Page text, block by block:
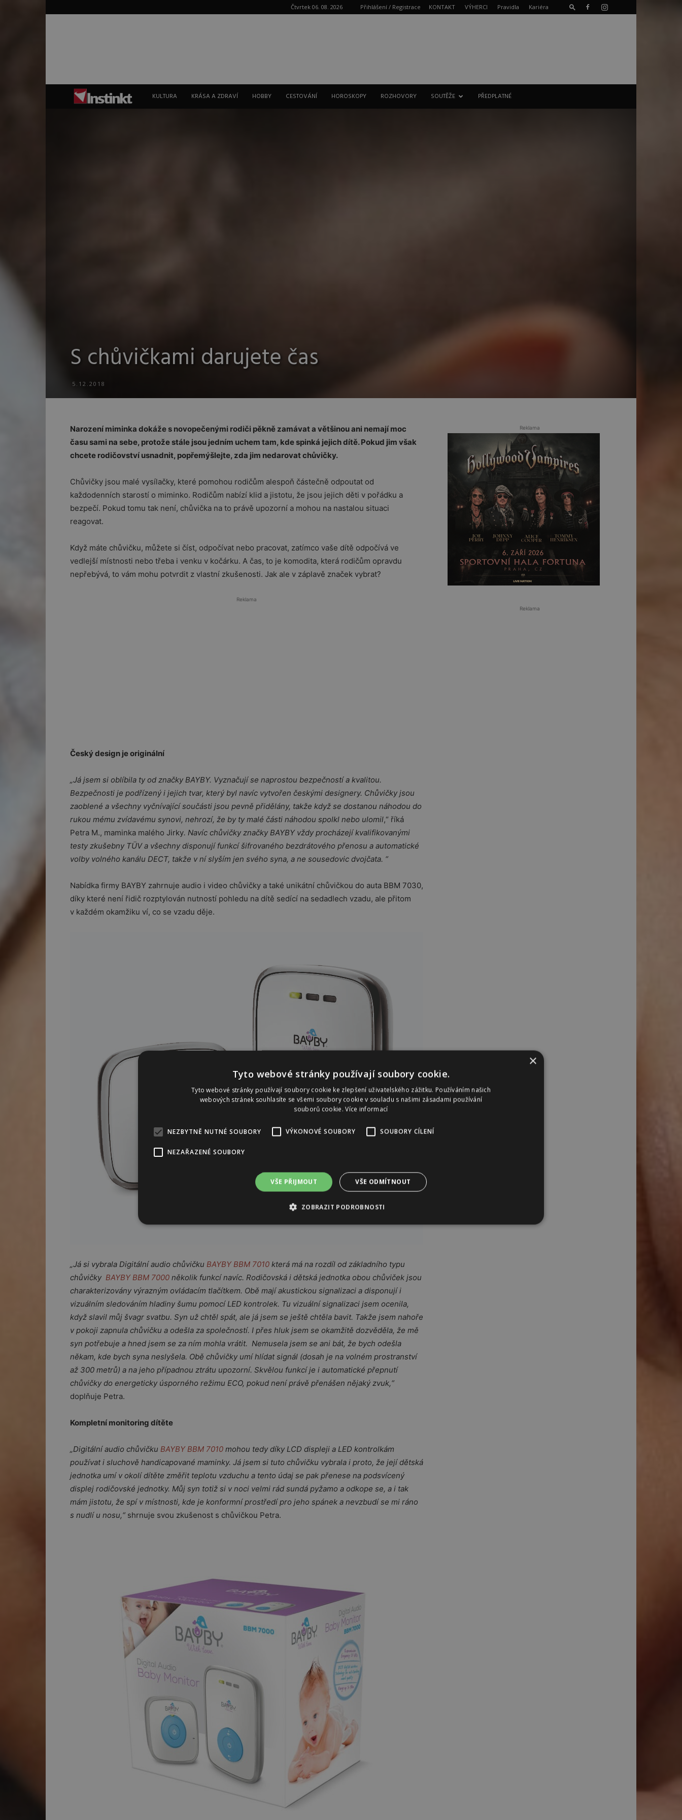
Čtvrtek 06. 08. 2026 Přihlášení / Registrace KONTAKT VÝHERCI Pravidla Kariéra
Instinkt
KULTURA KRÁSA A ZDRAVÍ HOBBY CESTOVÁNÍ HOROSKOPY ROZHOVORY SOUTĚŽE PŘEDPLATNÉ
S chůvičkami darujete čas
5.12.2018
Narození miminka dokáže s novopečenými rodiči pěkně zamávat a většinou ani nemají moc
času sami na sebe, protože stále jsou jedním uchem tam, kde spinká jejich dítě. Pokud jim však
chcete rodičovství usnadnit, popřemýšlejte, zda jim nedarovat chůvičky.
Chůvičky jsou malé vysílačky, které pomohou rodičům alespoň částečně odpoutat od
každodenních starostí o miminko. Rodičům nabízí klid a jistotu, že jsou jejich děti v pořádku a
bezpečí. Pokud tomu tak není, chůvička na to právě upozorní a mohou na nastalou situaci
reagovat.
Když máte chůvičku, můžete si číst, odpočívat nebo pracovat, zatímco vaše dítě odpočívá ve
vedlejší místnosti nebo třeba i venku v kočárku. A čas, to je komodita, která rodičům opravdu
nepřebývá, to vám mohu potvrdit z vlastní zkušenosti. Jak ale v záplavě značek vybrat?
Reklama
Český design je originální
„Já jsem si oblíbila ty od značky BAYBY. Vyznačují se naprostou bezpečností a kvalitou.
Bezpečnosti je podřízený i jejich tvar, který byl navíc vytvořen českými designery. Chůvičky jsou
zaoblené a všechny vyčnívající součásti jsou pevně přidělány, takže když se dostanou náhodou do
rukou mému zvídavému synovi, nehrozí, že by ty malé části náhodou spolkl nebo ulomil,“ říká
Petra M., maminka malého Jirky. Navíc chůvičky značky BAYBY vždy procházejí kvalifikovanými
testy zkušebny TÜV a všechny disponují funkcí šifrovaného bezdrátového přenosu a automatické
volby volného kanálu DECT, takže v ní slyším jen svého syna, a ne sousedovic dvojčata. “
Nabídka firmy BAYBY zahrnuje audio i video chůvičky a také unikátní chůvičkou do auta BBM 7030,
díky které není řidič rozptylován nutností pohledu na dítě sedící na sedadlech vzadu, ale přitom
v každém okamžiku ví, co se vzadu děje.
„Já si vybrala Digitální audio chůvičku BAYBY BBM 7010 která má na rozdíl od základního typu
chůvičky BAYBY BBM 7000 několik funkcí navíc. Rodičovská i dětská jednotka obou chůviček jsou
charakterizovány výrazným ovládacím tlačítkem. Obě mají akustickou signalizaci a disponují i
vizuálním sledováním hladiny šumu pomocí LED kontrolek. Tu vizuální signalizaci jsem ocenila,
když slavil můj švagr svatbu. Syn už chtěl spát, ale já jsem se ještě chtěla bavit. Takže jsem nahoře
v pokoji zapnula chůvičku a odešla za společností. I přes hluk jsem se okamžitě dozvěděla, že mě
syn potřebuje a hned jsem se za ním mohla vrátit. Nemusela jsem se ani bát, že bych odešla
někam, kde bych syna neslyšela. Obě chůvičky umí hlídat signál (dosah je na volném prostranství
až 300 metrů) a na jeho případnou ztrátu upozorní. Skvělou funkcí je i automatické přepnutí
chůvičky do energeticky úsporného režimu ECO, pokud není právě přenášen nějaký zvuk,“
doplňuje Petra.
Kompletní monitoring dítěte
„Digitální audio chůvičku BAYBY BBM 7010 mohou tedy díky LCD displeji a LED kontrolkám
používat i sluchově handicapované maminky. Já jsem si tuto chůvičku vybrala i proto, že její dětská
jednotka umí v okolí dítěte změřit teplotu vzduchu a tento údaj se pak přenese na podsvícený
displej rodičovské jednotky. Můj syn totiž si v noci velmi rád sundá pyžamo a odkope se, a i tak
mám jistotu, že spí v místnosti, kde je konformní prostředí pro jeho spánek a nevzbudí se mi ráno
s nudlí u nosu,“ shrnuje svou zkušenost s chůvičkou Petra.
Reklama
Reklama
×
Tyto webové stránky používají soubory cookie.
Tyto webové stránky používají soubory cookie ke zlepšení uživatelského zážitku. Používáním našich
webových stránek souhlasíte se všemi soubory cookie v souladu s našimi zásadami používání
souborů cookie.Více informací
NEZBYTNĚ NUTNÉ SOUBORY VÝKONOVÉ SOUBORY SOUBORY CÍLENÍ
NEZAŘAZENÉ SOUBORY
VŠE PŘIJMOUT VŠE ODMÍTNOUT
ZOBRAZIT PODROBNOSTI